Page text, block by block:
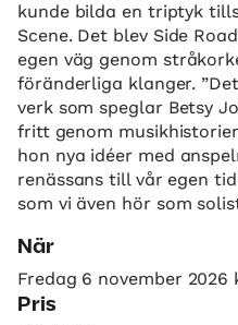
kunde bilda en triptyk
Scene. Det blev Side
egen väg genom
föränderliga klanger.
verk som speglar Betsy
fritt genom
hon nya idéer med
renässans till vår egen
som vi även hör som
När
Fredag 6 november 2026
Pris